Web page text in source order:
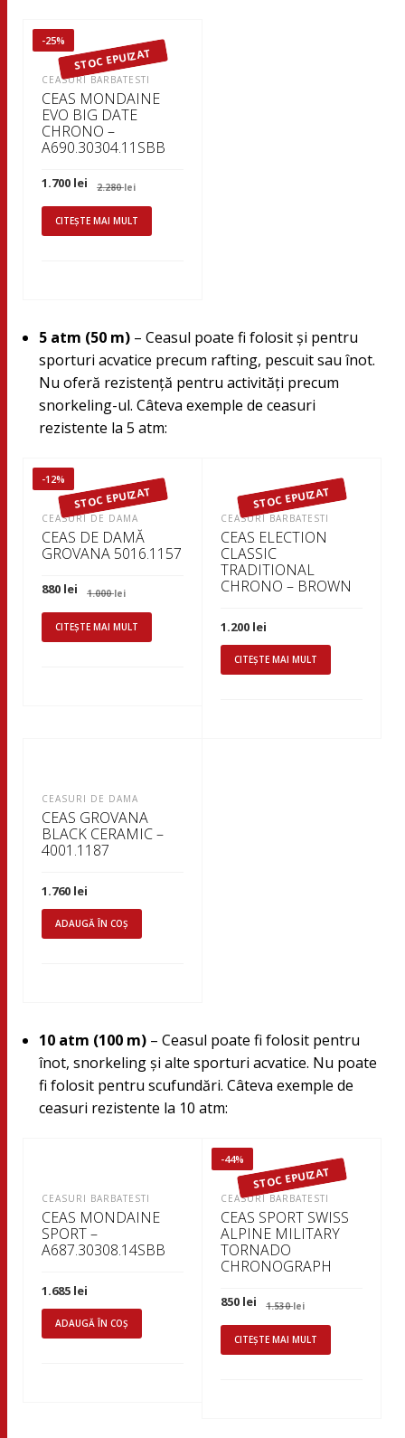
-25%
STOC EPUIZAT
CEASURI BARBATESTI
CEAS MONDAINE
EVO BIG DATE
CHRONO –
A690.30304.11SBB
2.280leiPrețul
inițial
a
fost:
2.280 lei.
1.700 lei Prețul
curent
este:
1.700 lei.
CITEȘTE MAI MULT
5 atm (50 m)– Ceasul poate fi folosit și pentru
sporturi acvatice precum rafting, pescuit sau înot.
Nu oferă rezistenţă pentru activităţi precum
snorkeling-ul. Câteva exemple de ceasuri
rezistente la 5 atm:
-12%
STOC EPUIZAT
CEASURI DE DAMA
CEAS DE DAMĂ
GROVANA 5016.1157
1.000leiPrețul
inițial
a
fost:
1.000 lei.
880 lei Prețul
curent
este:
880 lei.
CITEȘTE MAI MULT
STOC EPUIZAT
CEASURI BARBATESTI
CEAS ELECTION
CLASSIC
TRADITIONAL
CHRONO – BROWN
1.200 lei
CITEȘTE MAI MULT
CEASURI DE DAMA
CEAS GROVANA
BLACK CERAMIC –
4001.1187
1.760 lei
ADAUGĂ ÎN COȘ
10 atm (100 m)– Ceasul poate fi folosit pentru
înot, snorkeling şi alte sporturi acvatice. Nu poate
fi folosit pentru scufundări. Câteva exemple de
ceasuri rezistente la 10 atm:
CEASURI BARBATESTI
CEAS MONDAINE
SPORT –
A687.30308.14SBB
1.685 lei
ADAUGĂ ÎN COȘ
-44%
STOC EPUIZAT
CEASURI BARBATESTI
CEAS SPORT SWISS
ALPINE MILITARY
TORNADO
CHRONOGRAPH
1.530leiPrețul
inițial
a
fost:
1.530 lei.
850 lei Prețul
curent
este:
850 lei.
CITEȘTE MAI MULT